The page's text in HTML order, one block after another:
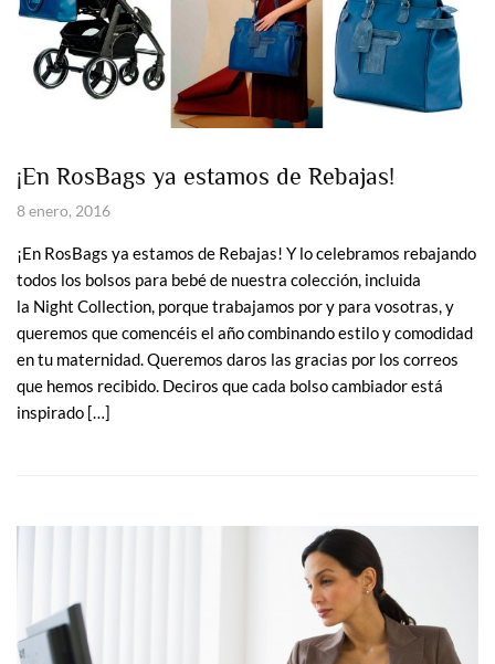
¡En RosBags ya estamos de Rebajas!
8 enero, 2016
¡En RosBags ya estamos de Rebajas! Y lo celebramos rebajando
todos los bolsos para bebé de nuestra colección, incluida
la Night Collection, porque trabajamos por y para vosotras, y
queremos que comencéis el año combinando estilo y comodidad
en tu maternidad. Queremos daros las gracias por los correos
que hemos recibido. Deciros que cada bolso cambiador está
inspirado […]